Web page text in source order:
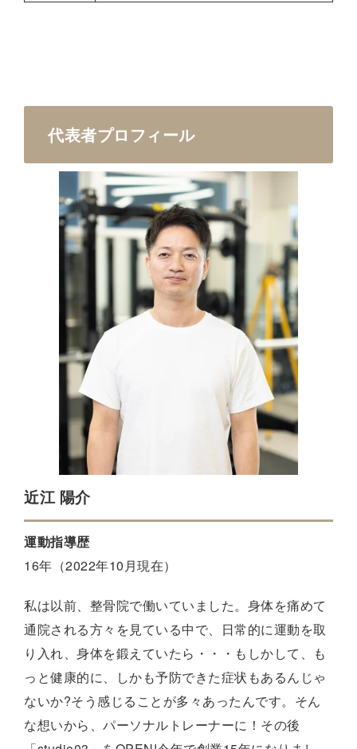
代表者プロフィール
近江 陽介
運動指導歴
16年（2022年10月現在）
私は以前、整骨院で働いていました。身体を痛めて
通院される方々を見ている中で、日常的に運動を取
り入れ、身体を鍛えていたら・・・もしかして、も
っと健康的に、しかも予防できた症状もあるんじゃ
ないか?そう感じることが多々あったんです。そん
な想いから、パーソナルトレーナーに！その後